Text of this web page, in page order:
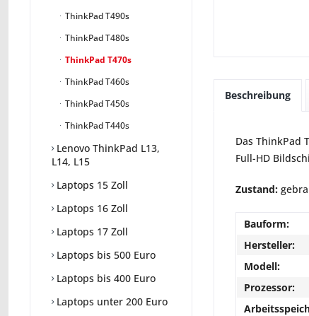
ThinkPad T490s
ThinkPad T480s
ThinkPad T470s
ThinkPad T460s
ThinkPad T450s
ThinkPad T440s
Lenovo ThinkPad L13,
L14, L15
Laptops 15 Zoll
Laptops 16 Zoll
Laptops 17 Zoll
Laptops bis 500 Euro
Laptops bis 400 Euro
Laptops unter 200 Euro
Beschreibung
Das ThinkPad
Full-HD
Zustand:
Bauform:
Hersteller:
Modell:
Prozessor: